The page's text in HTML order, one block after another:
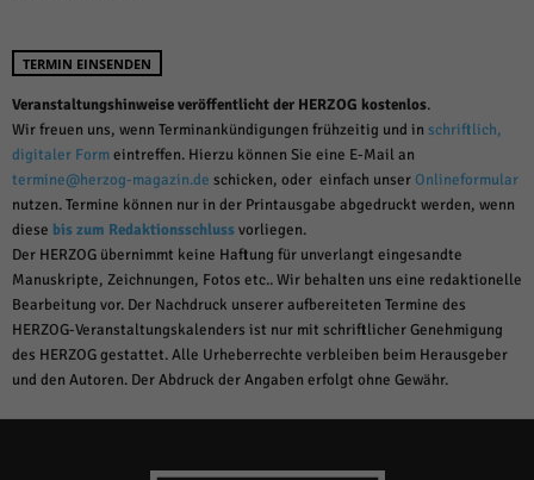
TERMIN EINSENDEN
Veranstaltungshinweise veröffentlicht der HERZOG kostenlos.
Wir freuen uns, wenn Terminankündigungen frühzeitig und in schriftlich,
digitaler Formeintreffen. Hierzu können Sie eine E-Mail an
termine@herzog-magazin.de schicken, oder einfach unserOnlineformular
nutzen. Termine können nur in der Printausgabe abgedruckt werden, wenn
diese bis zum Redaktionsschlussvorliegen.
Der HERZOG übernimmt keine Haftung für unverlangt eingesandte
Manuskripte, Zeichnungen, Fotos etc.. Wir behalten uns eine redaktionelle
Bearbeitung vor. Der Nachdruck unserer aufbereiteten Termine des
HERZOG-Veranstaltungskalenders ist nur mit schriftlicher Genehmigung
des HERZOG gestattet. Alle Urheberrechte verbleiben beim Herausgeber
und den Autoren. Der Abdruck der Angaben erfolgt ohne Gewähr.